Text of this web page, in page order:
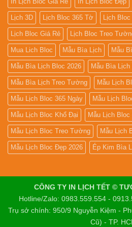
Lịch 3D Lịch Bloc 365 Tờ Lịch
Lịch Bloc Giá Rẻ Lịch Bloc Treo
Mua Lich Bloc Mẫu Bìa Lịch Mẫu
Mẫu Bìa Lịch Bloc 2026 Mẫu Bìa
Mẫu Bìa Lịch Treo Tường Mẫu Lịch
Mẫu Lịch Bloc 365 Ngày Mẫu Lịch
Mẫu Lịch Bloc Khổ Đại Mẫu Lịch
Mẫu Lịch Bloc Treo Tường Mẫu Lịch
Mẫu Lịch Bloc Đẹp 2026 Ép Kim Bìa
CÔNG TY IN LỊCH TẾT ©
Hotline/Zalo: 0983.559.554 -
Trụ sở chính: 950/9 Nguyễn Kiệm -
Cũ) - TP.